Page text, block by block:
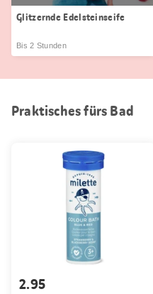
Glitzernde Edelsteinseife
Bis 2 Stunden
Praktisches fürs Bad
2.95